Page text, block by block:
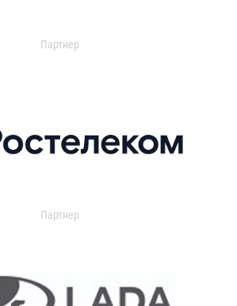
Партнер
Партнер